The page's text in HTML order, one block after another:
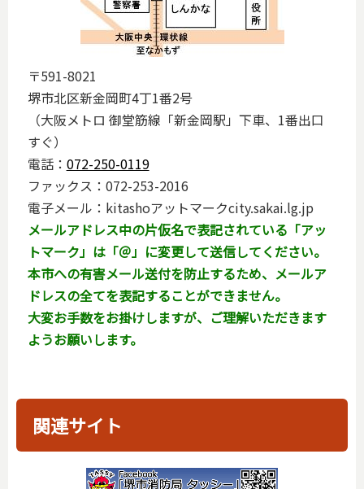
〒591-8021
堺市北区新金岡町4丁1番2号
（大阪メトロ 御堂筋線「新金岡駅」下車、1番出口
すぐ）
電話： 072-250-0119
ファックス：072-253-2016
電子メール：kitashoアットマークcity.sakai.lg.jp
メールアドレス中の片仮名で表記されている「アッ
トマーク」は「＠」に変更して送信してください。
本市への有害メール送付を防止するため、メールア
ドレスの全てを表記することができません。
大変お手数をお掛けしますが、ご理解いただきます
ようお願いします。
関連サイト